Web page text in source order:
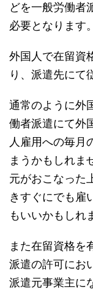
どを一般労働者
必要となります。
外国人で在留資
り、派遣先にて
通常のように外
働者派遣にて外
人雇用への毎月
まうかもしれま
元がおこなった
きすぐにでも雇
もいいかもしれ
また在留資格を
派遣の許可にお
派遣元事業主に